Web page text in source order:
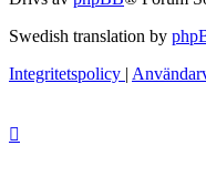
Swedish translation by
Integritetspolicy |